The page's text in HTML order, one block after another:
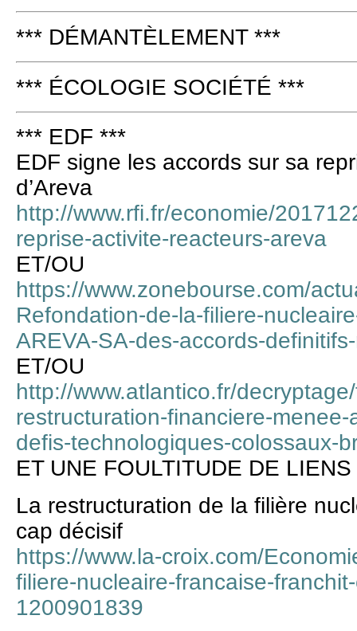
*** DÉMANTÈLEMENT ***
*** ÉCOLOGIE SOCIÉTÉ ***
*** EDF ***
EDF signe les accords sur sa
d’Areva
http://www.rfi.fr/economie/
reprise-activite-reacteurs-areva
ET/OU
https://www.zonebourse.com/
Refondation-de-la-filiere-
AREVA-SA-des-accords-
ET/OU
http://www.atlantico.fr/
restructuration-financiere-
defis-technologiques-colossaux-
ET UNE FOULTITUDE DE LIENS
La restructuration de la filière
cap décisif
https://www.la-croix.com/
filiere-nucleaire-francaise-
1200901839